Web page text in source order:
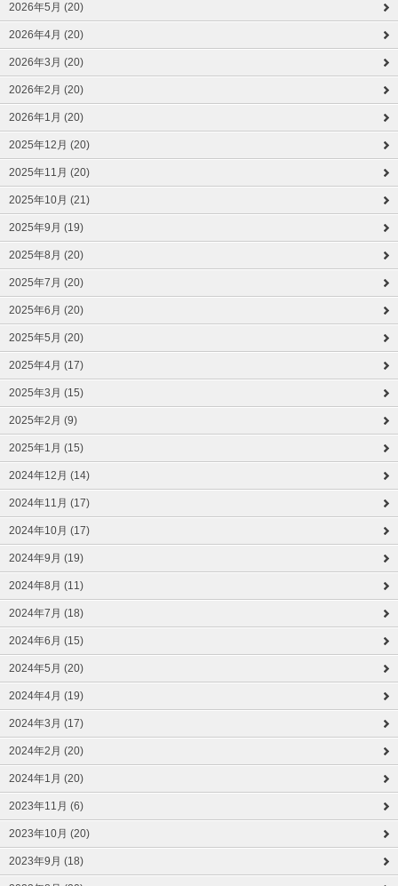
2026年5月 (20)
2026年4月 (20)
2026年3月 (20)
2026年2月 (20)
2026年1月 (20)
2025年12月 (20)
2025年11月 (20)
2025年10月 (21)
2025年9月 (19)
2025年8月 (20)
2025年7月 (20)
2025年6月 (20)
2025年5月 (20)
2025年4月 (17)
2025年3月 (15)
2025年2月 (9)
2025年1月 (15)
2024年12月 (14)
2024年11月 (17)
2024年10月 (17)
2024年9月 (19)
2024年8月 (11)
2024年7月 (18)
2024年6月 (15)
2024年5月 (20)
2024年4月 (19)
2024年3月 (17)
2024年2月 (20)
2024年1月 (20)
2023年11月 (6)
2023年10月 (20)
2023年9月 (18)